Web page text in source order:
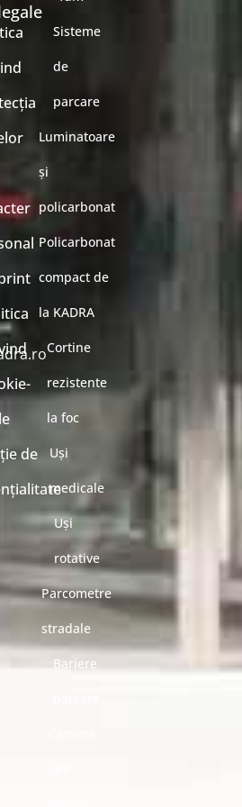
de
Sisteme
de
parcare
Luminatoare
și
policarbonat
Policarbonat
compact de
la KADRA
Cortine
rezistente
la foc
Uși
medicale
Uși
rotative
Parcometre
stradale
Bariere